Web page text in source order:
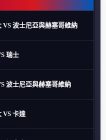
VS 波士尼亞與赫塞哥維納
瑞士
波士尼亞與赫塞哥維納
VS 卡達